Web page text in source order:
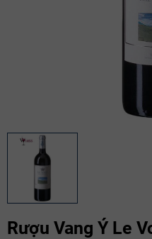
Rượu Vang Ý Le